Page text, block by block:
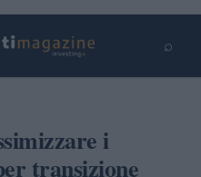
⌕
i
transizione